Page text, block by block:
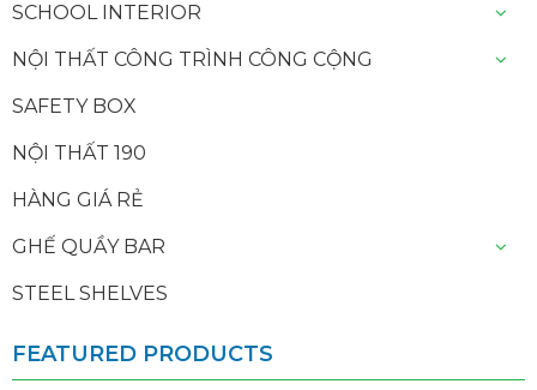
SCHOOL INTERIOR
NỘI THẤT CÔNG TRÌNH CÔNG CỘNG
SAFETY BOX
NỘI THẤT 190
HÀNG GIÁ RẺ
GHẾ QUẦY BAR
STEEL SHELVES
FEATURED PRODUCTS